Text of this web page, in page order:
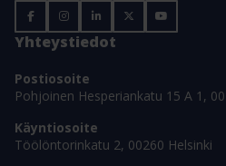
Yhteystiedot
Postiosoite
Pohjoinen Hesperiankatu 15 A 1,
Käyntiosoite
Töölöntorinkatu 2, 00260 Helsinki